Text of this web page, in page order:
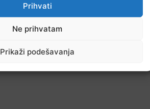
Prihvati
Ne prihvatam
Prikaži podešavanja